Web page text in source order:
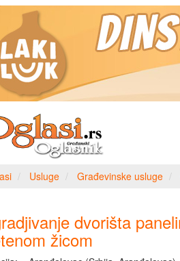
Usluge Građevinske usluge
dvorišta
žicom